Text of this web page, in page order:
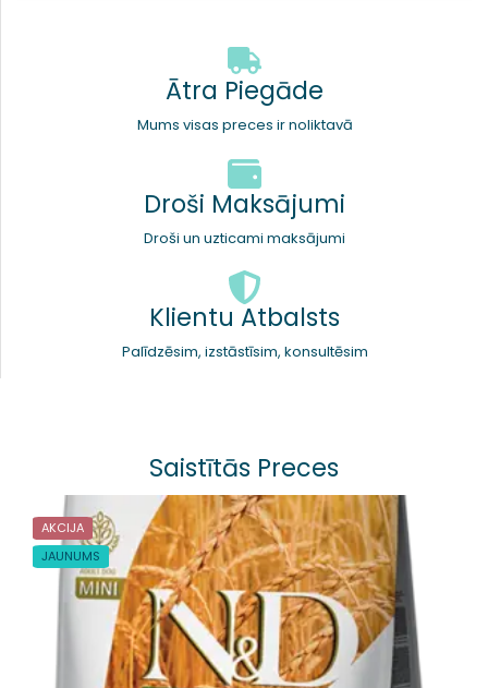
Ātra Piegāde
Mums visas preces ir noliktavā
Droši Maksājumi
Droši un uzticami maksājumi
Klientu Atbalsts
Palīdzēsim, izstāstīsim, konsultēsim
Saistītās Preces
AKCIJA
JAUNUMS